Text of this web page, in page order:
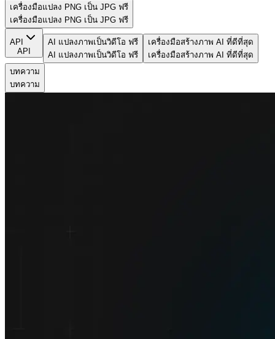
เครื่องมือแปลง PNG เป็น JPG ฟรี
เครื่องมือแปลง PNG เป็น JPG ฟรี
API
API
AI แปลงภาพเป็นวิดีโอ ฟรี
AI แปลงภาพเป็นวิดีโอ ฟรี
เครื่องมือสร้างภาพ AI ที่ดีที่สุด
เครื่องมือสร้างภาพ AI ที่ดีที่สุด
บทความ
บทความ